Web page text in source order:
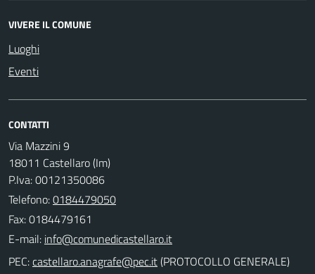
VIVERE IL COMUNE
Luoghi
Eventi
CONTATTI
Via Mazzini 9
18011 Castellaro (Im)
P.Iva: 00121350086
Telefono:0184479050
Fax: 0184479161
E-mail:
PEC:
(PROTOCOLLO GENERALE)